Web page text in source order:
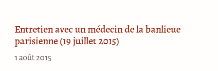
Entretien avec un médecin de la banlieue
parisienne (19 juillet 2015)
1 août 2015